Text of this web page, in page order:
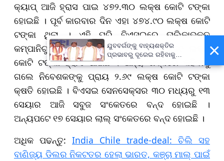
କ୍ୟାପ୍ ଆଜି ହ୍ରାସ ପାଇ ୪୭୨.୩୦ ଲକ୍ଷ କୋଟି ଟଙ୍କା
ହୋଇଛି । ପୂର୍ବ କାରବାର ଦିନ ଏହା ୪୭୪.୯୦ ଲକ୍ଷ କୋଟି
ଟଙ୍କା ଥିଲା । ଏହି ପରି ବିଏସଇରେ ତାଲିକାଭୁକ୍ତ
କମ୍ପାନିଗୁଡ଼ିକ ବାଜାର ପୁଞ୍ଜି ଆଦି ପ୍ରାୟ ୨.୬୯ ଲକ୍ଷ
କୋଟି ଟଙ୍କା ହ୍ରାସ ପାଇଛି । ଅନ୍ୟ ଶବ୍ଦରେ କହିବାକୁ
ଗଲେ ନିବେଶକଙ୍କୁ ପ୍ରାୟ ୨.୬୯ ଲକ୍ଷ କୋଟି ଟଙ୍କା
କ୍ଷତି ହୋଇଛି । ବିଏସଇ ସେନସେକ୍ସର ୩୦ ମଧ୍ୟରୁ ୧୩
ସେୟାର ଆଜି ସବୁଜ ସଂକେତରେ ବନ୍ଦ ହୋଇଛି ।
ଅନ୍ୟପଟେ ୧୭ ସେୟାର ଲାଲ୍ ସଂକେତରେ ବନ୍ଦ ହୋଇଛି ।
ଅଧିକ ପଢନ୍ତୁ: India Chile trade-deal: ଚିଲି ସହ
ବାଣିଜ୍ୟ ଡିଲର ନିକଟତର ହେଲା ଭାରତ, କଞ୍ଚା ମାଲ୍ ପାଇଁ
×
ଯୁବବର୍ଗଙ୍କୁ ବାହ୍ୟଶକ୍ତିର
ପ୍ରଭାବରୁ ଦୂରେଇ ରହିବାକୁ
ଘରେ ତ୍ରିରଙ୍ଗା’ ଅଭିଯାନ